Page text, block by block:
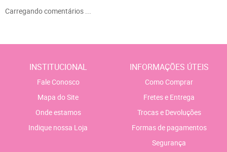
Carregando comentários ...
INSTITUCIONAL
Fale Conosco
Mapa do Site
Onde estamos
Indique nossa Loja
INFORMAÇÕES ÚTEIS
Como Comprar
Fretes e Entrega
Trocas e Devoluções
Formas de pagamentos
Segurança